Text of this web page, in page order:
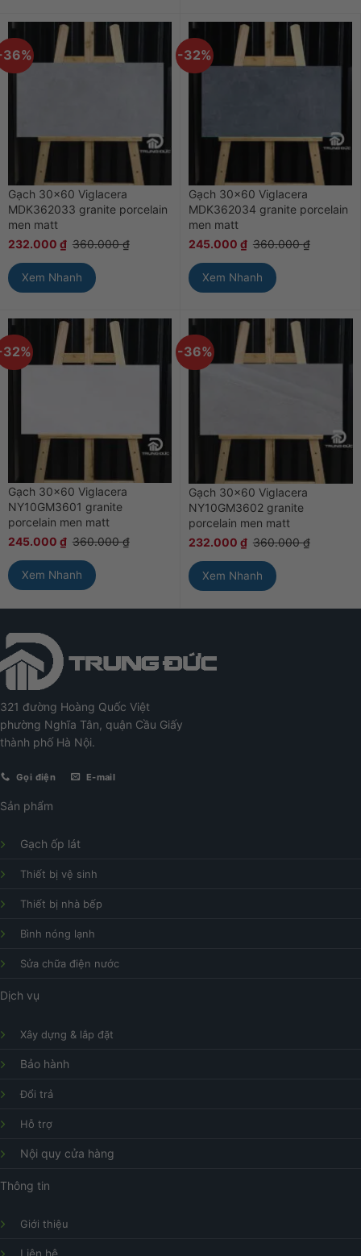
Gạch 30×60 Viglacera
MDK362033 granite porcelain
men matt
232.000 ₫ 360.000₫
Xem Nhanh
-32%
Gạch 30×60 Viglacera
MDK362034 granite porcelain
men matt
245.000 ₫ 360.000₫
Xem Nhanh
Gạch 30×60 Viglacera
NY10GM3601 granite
porcelain men matt
245.000 ₫ 360.000₫
Xem Nhanh
-36%
Gạch 30×60 Viglacera
NY10GM3602 granite
porcelain men matt
232.000 ₫ 360.000₫
Xem Nhanh
321 đường Hoàng Quốc Việt
phường Nghĩa Tân, quận Cầu Giấy
thành phố Hà Nội.
Gọi điện E-mail
Sản phẩm
Gạch ốp lát
Thiết bị vệ sinh
Thiết bị nhà bếp
Bình nóng lạnh
Sửa chữa điện nước
Dịch vụ
Xây dựng & lắp đặt
Bảo hành
Đổi trả
Hỗ trợ
Nội quy cửa hàng
Thông tin
Giới thiệu
Liên hệ